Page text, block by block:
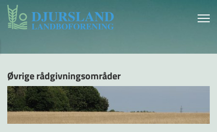
Øvrige rådgivningsområder